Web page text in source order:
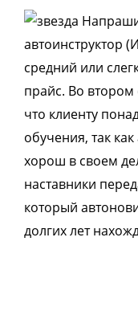
автоинструктор
средний или
прайс. Во
что клиенту
обучения, так
хорош в своем
наставники
который
долгих лет